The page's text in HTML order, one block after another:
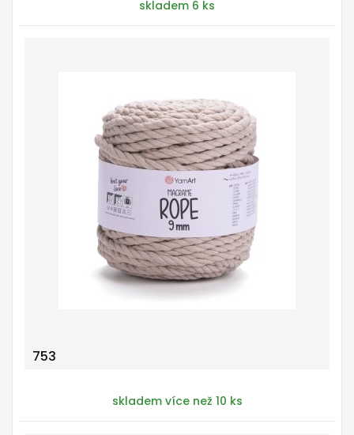
skladem 6 ks
753
skladem více než 10 ks